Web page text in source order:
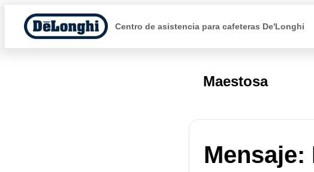
Centro de asistencia para cafeteras De'Longhi
Maestosa
Mensaje: